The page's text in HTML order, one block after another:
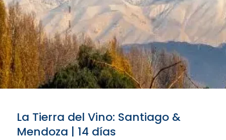
La Tierra del Vino: Santiago &
Mendoza | 14 días